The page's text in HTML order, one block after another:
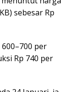
sebesar Rp
per
Rp 740 per